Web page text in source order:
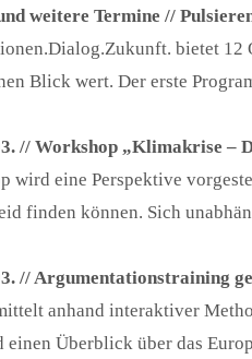
weitere Termine //
bietet
Blick wert. Der erste
// Workshop „Klimakrise –
wird eine Perspektive
finden können. Sich
// Argumentationstraining
anhand interaktiver
einen Überblick über das